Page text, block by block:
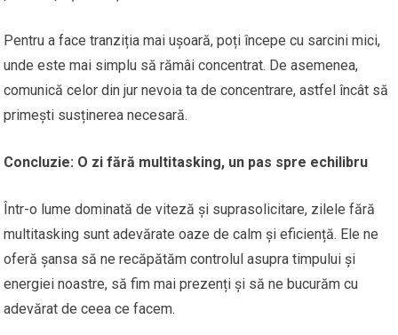
Pentru a face tranziția mai ușoară, poți începe cu sarcini mici,
unde este mai simplu să rămâi concentrat. De asemenea,
comunică celor din jur nevoia ta de concentrare, astfel încât să
primești susținerea necesară.
Concluzie: O zi fără multitasking, un pas spre echilibru
Într-o lume dominată de viteză și suprasolicitare, zilele fără
multitasking sunt adevărate oaze de calm și eficiență. Ele ne
oferă șansa să ne recăpătăm controlul asupra timpului și
energiei noastre, să fim mai prezenți și să ne bucurăm cu
adevărat de ceea ce facem.